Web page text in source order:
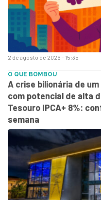
2 de agosto de 2026 - 15:35
O QUE BOMBOU
A crise bilionária de
com potencial de alta
Tesouro IPCA+ 8%:
semana